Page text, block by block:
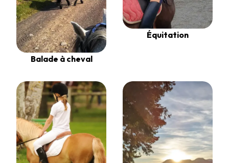
Balade à cheval
Équitation